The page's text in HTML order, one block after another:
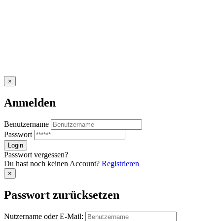
×
Anmelden
Benutzername
Passwort
Passwort vergessen?
Du hast noch keinen Account? Registrieren
×
Passwort zurücksetzen
Nutzername oder E-Mail: